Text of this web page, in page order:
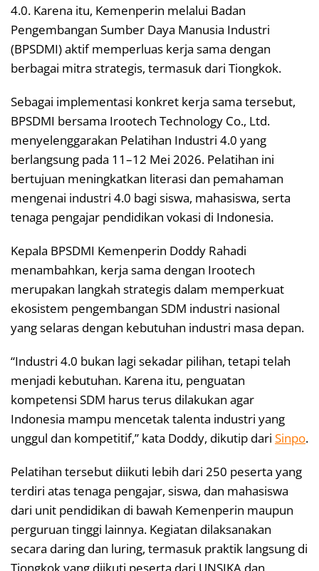
4.0. Karena itu, Kemenperin melalui Badan
Pengembangan Sumber Daya Manusia Industri
(BPSDMI) aktif memperluas kerja sama dengan
berbagai mitra strategis, termasuk dari Tiongkok.
Sebagai implementasi konkret kerja sama tersebut,
BPSDMI bersama Irootech Technology Co., Ltd.
menyelenggarakan Pelatihan Industri 4.0 yang
berlangsung pada 11–12 Mei 2026. Pelatihan ini
bertujuan meningkatkan literasi dan pemahaman
mengenai industri 4.0 bagi siswa, mahasiswa, serta
tenaga pengajar pendidikan vokasi di Indonesia.
Kepala BPSDMI Kemenperin Doddy Rahadi
menambahkan, kerja sama dengan Irootech
merupakan langkah strategis dalam memperkuat
ekosistem pengembangan SDM industri nasional
yang selaras dengan kebutuhan industri masa depan.
“Industri 4.0 bukan lagi sekadar pilihan, tetapi telah
menjadi kebutuhan. Karena itu, penguatan
kompetensi SDM harus terus dilakukan agar
Indonesia mampu mencetak talenta industri yang
unggul dan kompetitif,” kata Doddy, dikutip dari Sinpo.
Pelatihan tersebut diikuti lebih dari 250 peserta yang
terdiri atas tenaga pengajar, siswa, dan mahasiswa
dari unit pendidikan di bawah Kemenperin maupun
perguruan tinggi lainnya. Kegiatan dilaksanakan
secara daring dan luring, termasuk praktik langsung di
Tiongkok yang diikuti peserta dari UNSIKA dan